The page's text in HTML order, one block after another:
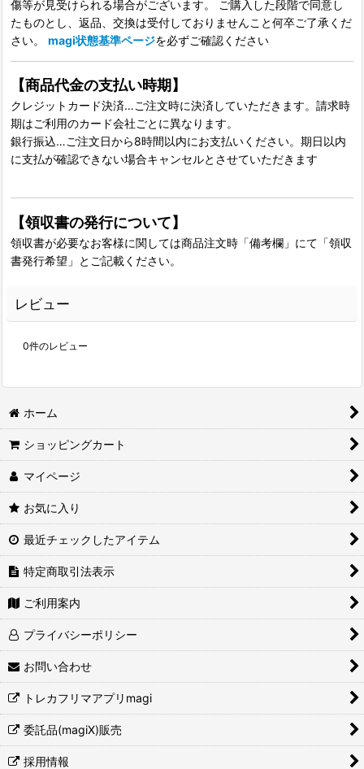
傷等が見受けられる場合がございます。 ご購入した段階で同意し
たものとし、返品、交換は受付しておりませんこと何卒ご了承くだ
さい。 magi状態基準ページを必ずご確認ください
【商品代金の支払い時期】
クレジットカード決済…ご注文時に決済していただきます。請求時
期はご利用のカード会社ごとに異なります。
銀行振込…ご注文日から8時間以内にお支払いください。期日以内
に支払が確認できない場合キャンセルとさせていただきます
【領収書の発行について】
領収書が必要なお客様に関しては商品注文時「備考欄」にて「領収
書発行希望」とご記載ください。
レビュー
0件のレビュー
ホーム
ショッピングカート
マイページ
お気に入り
最近チェックしたアイテム
特定商取引法表示
ご利用案内
プライバシーポリシー
お問い合わせ
トレカフリマアプリmagi
委託品(magiX)販売
採用情報